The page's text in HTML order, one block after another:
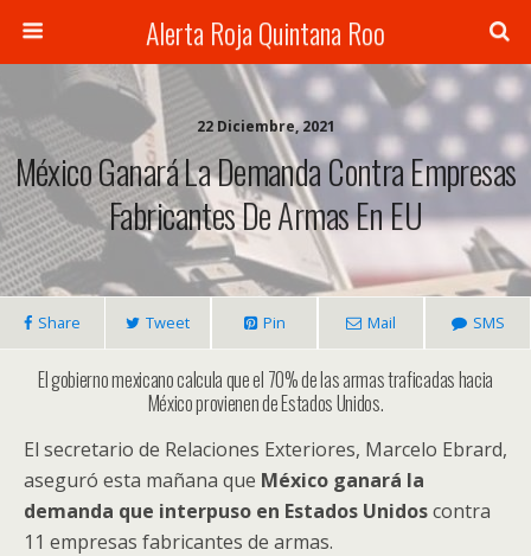
Alerta Roja Quintana Roo
22 Diciembre, 2021
México Ganará La Demanda Contra Empresas
Fabricantes De Armas En EU
Share Tweet Pin Mail SMS
El gobierno mexicano calcula que el 70% de las armas traficadas hacia
México provienen de Estados Unidos.
El secretario de Relaciones Exteriores, Marcelo Ebrard,
aseguró esta mañana que México ganará la
demanda que interpuso en Estados Unidoscontra
11 empresas fabricantes de armas.